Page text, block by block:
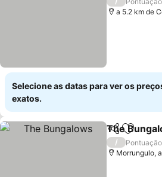
a 5.2 km de
Selecione as datas para ver os
exatos.
Partilhar
The
/
Morrungulo,